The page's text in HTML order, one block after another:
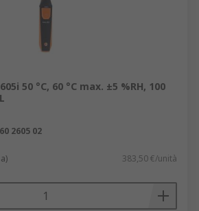
50 °C, 60 °C max. ±5 %RH, 100
2605 02
383,50 €/unità